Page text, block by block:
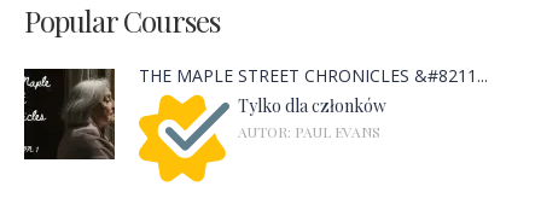
Popular Courses
THE MAPLE STREET CHRONICLES &#8211...
Tylko dla członków
AUTOR: PAUL EVANS